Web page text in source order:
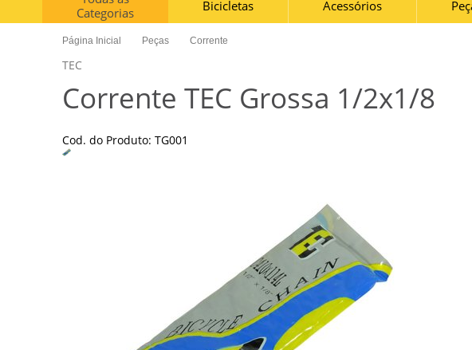
Horário Centro:
Categorias
Bicicletas Acessórios
Página Inicial Peças Corrente
TEC
Corrente TEC Grossa 1/2x1/8
Cod. do Produto: TG001